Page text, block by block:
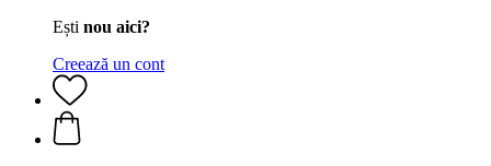
Ești nou aici?
Creează un cont